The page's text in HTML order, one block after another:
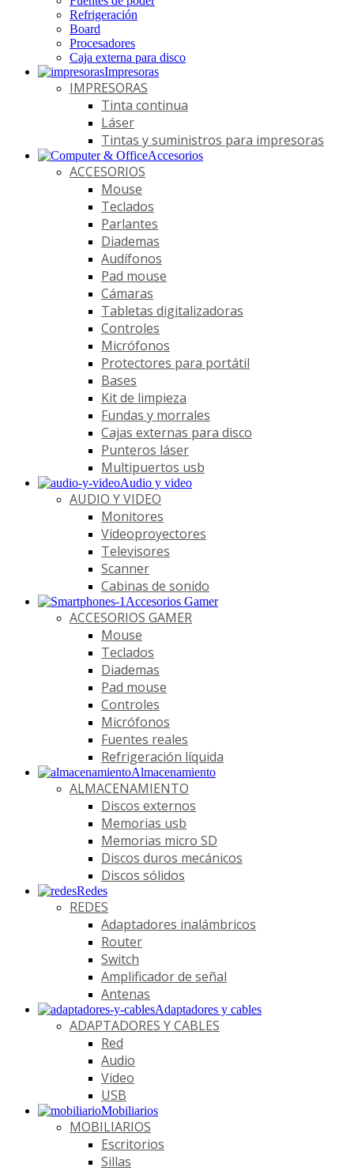
Refrigeración
Board
Procesadores
Caja externa para disco
Impresoras
IMPRESORAS
Tinta continua
Láser
Tintas y suministros para impresoras
Accesorios
ACCESORIOS
Mouse
Teclados
Parlantes
Diademas
Audífonos
Pad mouse
Cámaras
Tabletas digitalizadoras
Controles
Micrófonos
Protectores para portátil
Bases
Kit de limpieza
Fundas y morrales
Cajas externas para disco
Punteros láser
Multipuertos usb
Audio y video
AUDIO Y VIDEO
Monitores
Videoproyectores
Televisores
Scanner
Cabinas de sonido
Accesorios Gamer
ACCESORIOS GAMER
Mouse
Teclados
Diademas
Pad mouse
Controles
Micrófonos
Fuentes reales
Refrigeración líquida
Almacenamiento
ALMACENAMIENTO
Discos externos
Memorias usb
Memorias micro SD
Discos duros mecánicos
Discos sólidos
Redes
REDES
Adaptadores inalámbricos
Router
Switch
Amplificador de señal
Antenas
Adaptadores y cables
ADAPTADORES Y CABLES
Red
Audio
Video
USB
Mobiliarios
MOBILIARIOS
Escritorios
Sillas